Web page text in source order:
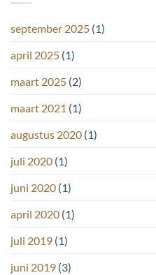
september 2025 (1)
april 2025 (1)
maart 2025 (2)
maart 2021 (1)
augustus 2020 (1)
juli 2020 (1)
juni 2020 (1)
april 2020 (1)
juli 2019 (1)
juni 2019 (3)